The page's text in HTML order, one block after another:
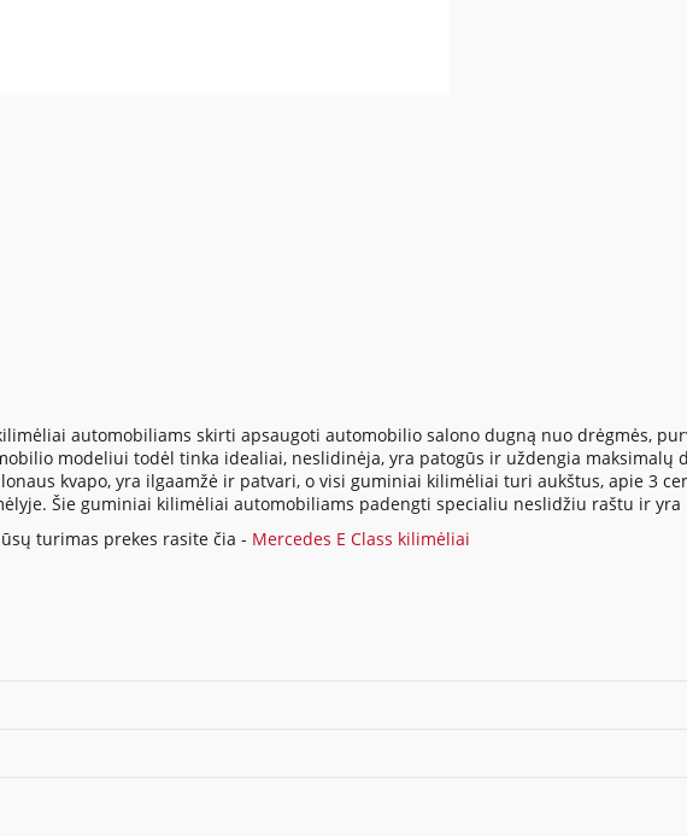
automobiliams skirti apsaugoti automobilio salono dugną nuo drėgmės,
modeliui todėl tinka idealiai, neslidinėja, yra patogūs ir uždengia
kvapo, yra ilgaamžė ir patvari, o visi guminiai kilimėliai turi aukštus, apie 3
Šie guminiai kilimėliai automobiliams padengti specialiu neslidžiu raštu ir
turimas prekes rasite čia - Mercedes E Class kilimėliai